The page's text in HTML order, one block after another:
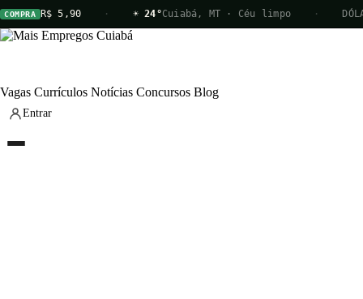
R$ 5,90 ☀ 24°Cuiabá, MT · Céu limpo DÓLAR
Vagas Currículos Notícias Concursos Blog
Entrar